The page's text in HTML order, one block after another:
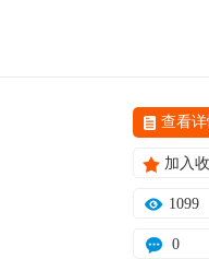
查看
加入
1099
0